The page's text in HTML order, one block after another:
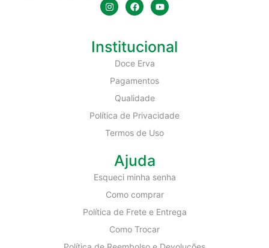
Institucional
Doce Erva
Pagamentos
Qualidade
Política de Privacidade
Termos de Uso
Ajuda
Esqueci minha senha
Como comprar
Política de Frete e Entrega
Como Trocar